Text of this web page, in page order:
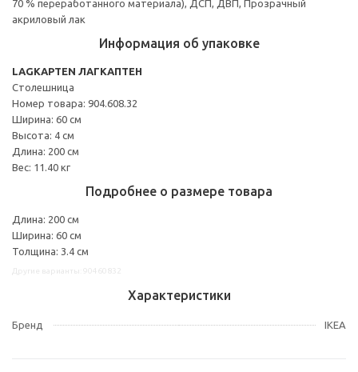
70 % переработанного материала), ДСП, ДВП, Прозрачный
акриловый лак
Информация об упаковке
LAGKAPTEN ЛАГКАПТЕН
Столешница
Номер товара: 904.608.32
Ширина: 60 см
Высота: 4 см
Длина: 200 см
Вес: 11.40 кг
Подробнее о размере товара
Длина: 200 см
Ширина: 60 см
Толщина: 3.4 см
Характеристики
Бренд IKEA